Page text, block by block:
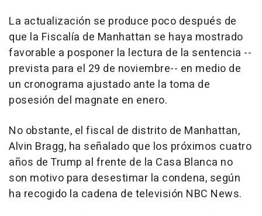
La actualización se produce poco después de
que la Fiscalía de Manhattan se haya mostrado
favorable a posponer la lectura de la sentencia --
prevista para el 29 de noviembre-- en medio de
un cronograma ajustado ante la toma de
posesión del magnate en enero.
No obstante, el fiscal de distrito de Manhattan,
Alvin Bragg, ha señalado que los próximos cuatro
años de Trump al frente de la Casa Blanca no
son motivo para desestimar la condena, según
ha recogido la cadena de televisión NBC News.